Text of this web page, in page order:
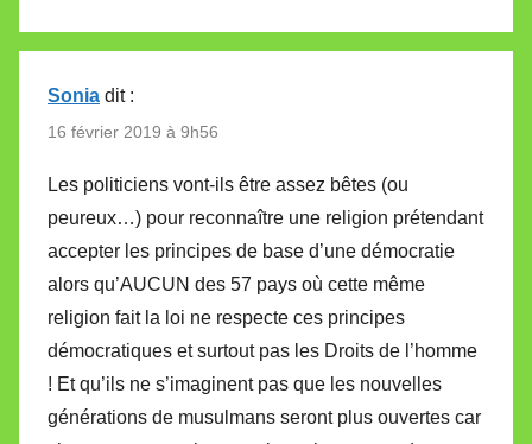
Sonia dit :
16 février 2019 à 9h56
Les politiciens vont-ils être assez bêtes (ou
peureux…) pour reconnaître une religion prétendant
accepter les principes de base d’une démocratie
alors qu’AUCUN des 57 pays où cette même
religion fait la loi ne respecte ces principes
démocratiques et surtout pas les Droits de l’homme
! Et qu’ils ne s’imaginent pas que les nouvelles
générations de musulmans seront plus ouvertes car